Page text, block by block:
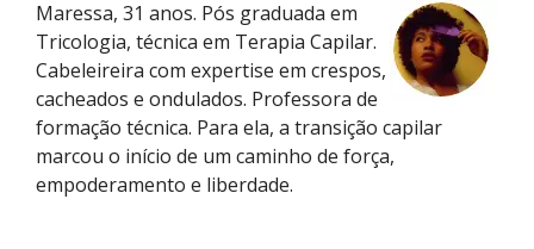
Maressa, 31 anos. Pós graduada em
Tricologia, técnica em Terapia Capilar.
Cabeleireira com expertise em crespos,
cacheados e ondulados. Professora de
formação técnica. Para ela, a transição capilar
marcou o início de um caminho de força,
empoderamento e liberdade.